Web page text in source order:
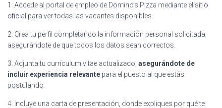
1. Accede al portal de empleo de Domino’s Pizza mediante el sitio
oficial para ver todas las vacantes disponibles.
2. Crea tu perfil completando la información personal solicitada,
asegurándote de que todos los datos sean correctos.
3. Adjunta tu currículum vitae actualizado, asegurándote de
incluir experiencia relevante para el puesto al que estás
postulando.
4. Incluye una carta de presentación, donde expliques por qué te